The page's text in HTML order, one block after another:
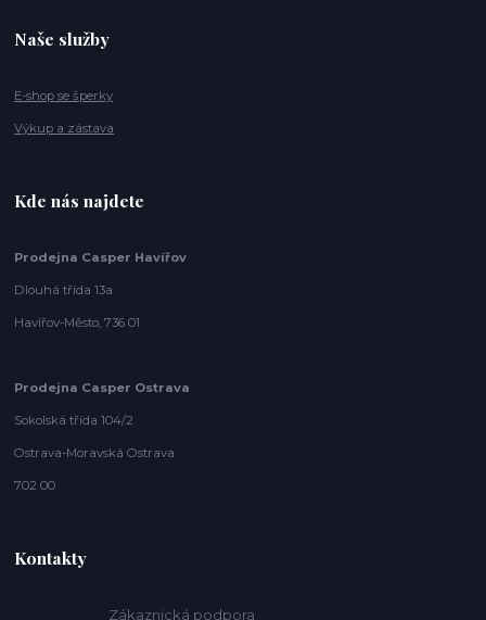
Naše služby
E-shop se šperky
Výkup a zástava
Kde nás najdete
Prodejna Casper Havířov
Dlouhá třída 13a
Havířov-Město, 736 01
Prodejna Casper Ostrava
Sokolská třída 104/2
Ostrava-Moravská Ostrava
702 00
Kontakty
Zákaznická podpora